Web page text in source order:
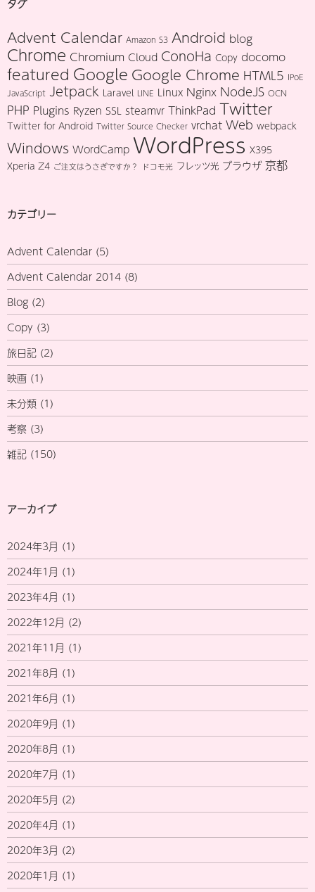
タグ
Advent Calendar Amazon S3 Android blog
Chrome Chromium Cloud ConoHa Copy docomo
featured Google Google Chrome HTML5 IPoE
JavaScript Jetpack Laravel LINE Linux Nginx NodeJS OCN
PHP Plugins Ryzen SSL steamvr ThinkPad Twitter
Twitter for Android Twitter Source Checker vrchat Web webpack
Windows WordCamp WordPress X395
Xperia Z4 ご注文はうさぎですか？ ドコモ光 フレッツ光 ブラウザ 京都
カテゴリー
Advent Calendar (5)
Advent Calendar 2014 (8)
Blog (2)
Copy (3)
旅日記 (2)
映画 (1)
未分類 (1)
考察 (3)
雑記 (150)
アーカイブ
2024年3月 (1)
2024年1月 (1)
2023年4月 (1)
2022年12月 (2)
2021年11月 (1)
2021年8月 (1)
2021年6月 (1)
2020年9月 (1)
2020年8月 (1)
2020年7月 (1)
2020年5月 (2)
2020年4月 (1)
2020年3月 (2)
2020年1月 (1)